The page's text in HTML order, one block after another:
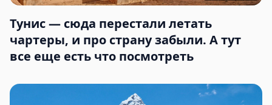
Тунис — сюда перестали летать
чартеры, и про страну забыли. А тут
все еще есть что посмотреть